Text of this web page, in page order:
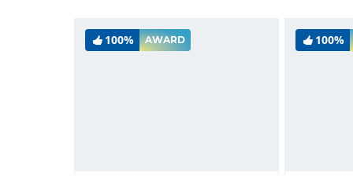
100% AWARD 100%